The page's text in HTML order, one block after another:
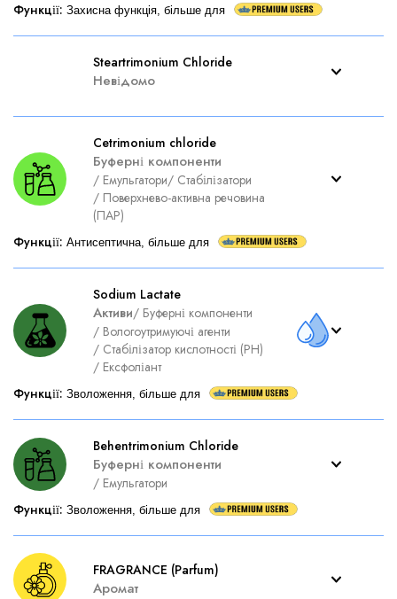
Функції: Захисна функція, більше для
Steartrimonium Chloride
Невідомо
Cetrimonium chloride
Буферні компоненти
/ Емульгатори/ Стабілізатори
/ Поверхнево-активна речовина
(ПАР)
Функції: Антисептична, більше для
Sodium Lactate
Активи/ Буферні компоненти
/ Вологоутримуючі агенти
/ Стабілізатор кислотності (PH)
/ Ексфоліант
Функції: Зволоження, більше для
Behentrimonium Chloride
Буферні компоненти
/ Емульгатори
Функції: Зволоження, більше для
FRAGRANCE (Parfum)
Аромат